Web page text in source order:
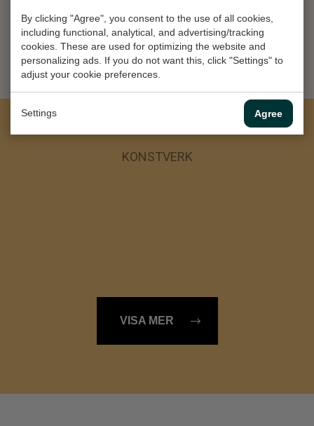
By clicking "Agree", you consent to the use of all cookies,
including functional, analytical, and advertising/tracking
cookies. These are used for optimizing the website and
personalizing ads. If you do not want this, click "Settings" to
adjust your cookie preferences.
Settings Agree
Groningen, The Netherlands
KONSTVERK
VISA MER